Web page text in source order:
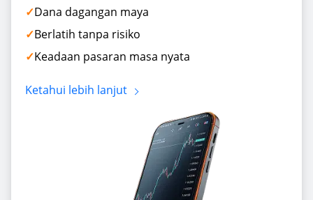
Dana dagangan maya
Berlatih tanpa risiko
Keadaan pasaran masa nyata
Ketahui lebih lanjut